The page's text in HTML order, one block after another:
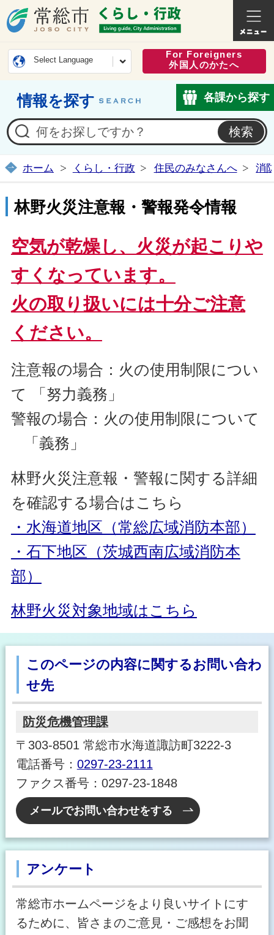
常総市公式ホームページ
くらし
Select Language
For Foreigners
外国人のかたへ
情報を探す 各課から探す
ホーム くらし・行政 住民のみなさんへ 消
林野火災注意報・警報発令情報
空気が乾燥し、火災が起こりや
すくなっています。
火の取り扱いには十分ご注意
ください。
注意報の場合：火の使用制限につい
て 「努力義務」
警報の場合：火の使用制限について
「義務」
林野火災注意報・警報に関する詳細
を確認する場合はこちら
・水海道地区（常総広域消防本部）
・石下地区（茨城西南広域消防本
部）
林野火災対象地域はこちら
このページの内容に関するお問い合わ
せ先
防災危機管理課
〒303-8501 常総市水海道諏訪町3222-3
電話番号： 0297-23-2111
ファクス番号：0297-23-1848
メールでお問い合わせをする
アンケート
常総市ホームページをより良いサイトにす
るために、皆さまのご意見・ご感想をお聞